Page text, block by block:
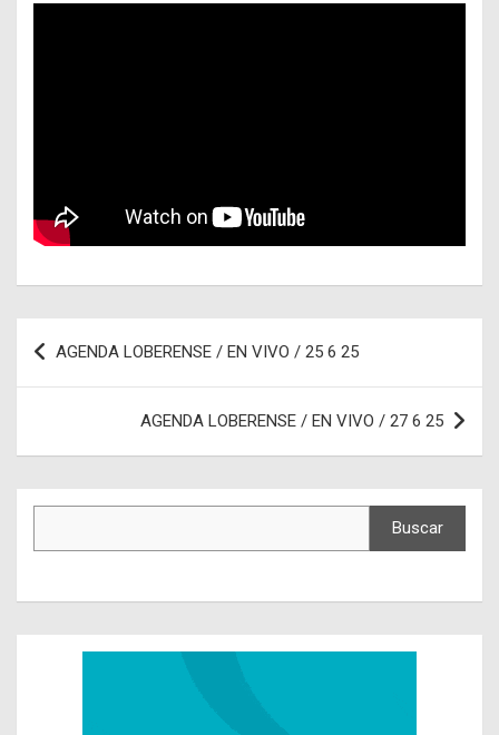
Navegación
de
AGENDA LOBERENSE / EN VIVO / 25 6 25
AGENDA LOBERENSE / EN VIVO / 27 6 25
Buscar